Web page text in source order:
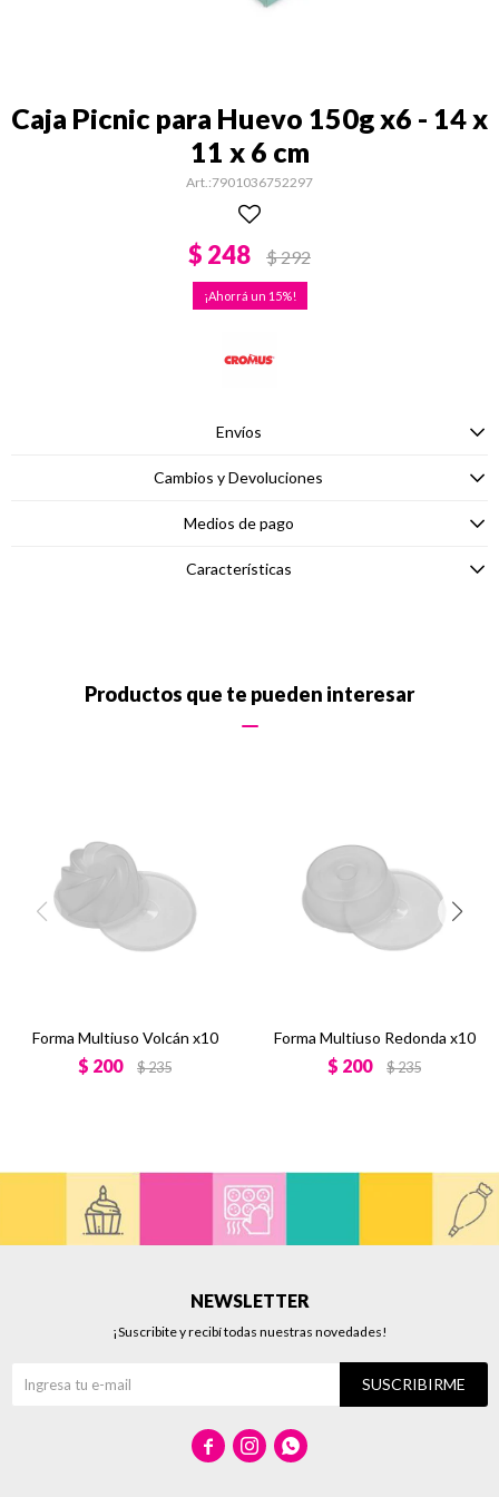
Caja Picnic para Huevo 150g x6 - 14 x
11 x 6 cm
7901036752297
$ 248 $292
15
Envíos
Cambios y Devoluciones
Medios de pago
Características
Productos que te pueden interesar
Forma Multiuso Volcán x10
$ 200 $235
Forma Multiuso Redonda x10
$ 200 $235
NEWSLETTER
¡Suscribite y recibí todas nuestras novedades!
SUSCRIBIRME
  